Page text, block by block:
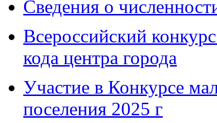
Сведения о
Всероссийский
кода центра города
Участие в Конкурсе
поселения 2025 г